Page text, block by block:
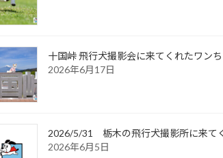
十国峠 飛行犬撮影会に来てくれたワン
2026年6月17日
2026/5/31 栃木の飛行犬撮影所に来て
2026年6月5日